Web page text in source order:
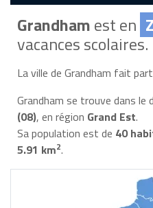
Grandhamest en
vacances scolaires.
La ville de Grandham fait
Grandham se trouve dans le
(08), en région Grand Est.
Sa population est de 40
5.91 km2.